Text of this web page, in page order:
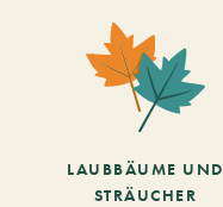
LAUBBÄUME UND
STRÄUCHER